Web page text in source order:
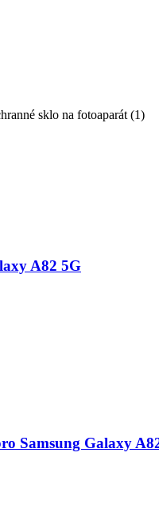
sklo na fotoaparát (1)
A82 5G
Samsung Galaxy